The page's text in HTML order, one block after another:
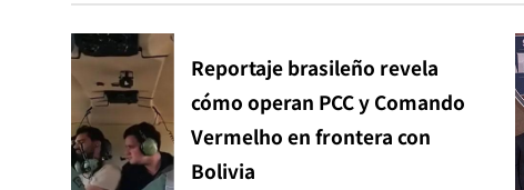
Reportaje brasileño revela
cómo operan PCC y Comando
Vermelho en frontera con
Bolivia